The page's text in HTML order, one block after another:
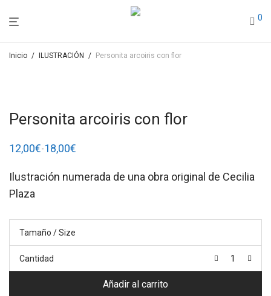
0
Inicio / ILUSTRACIÓN / Personita arcoiris con flor
Personita arcoiris con flor
12,00€-18,00€
Rango
desde
hasta
Ilustración numerada de una obra original de Cecilia
Plaza
Tamaño / Size
Cantidad
Añadir al carrito